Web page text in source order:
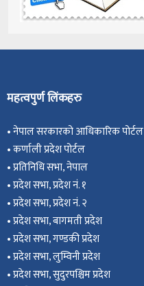
महत्वपुर्ण लिंकहरु
•नेपाल सरकारको आधिकारिक पोर्टल
•कर्णाली प्रदेश पोर्टल
•प्रतिनिधि सभा, नेपाल
•प्रदेश सभा, प्रदेश नं. १
•प्रदेश सभा, प्रदेश नं. २
•प्रदेश सभा, बागमती प्रदेश
•प्रदेश सभा, गण्डकी प्रदेश
•प्रदेश सभा, लुम्विनी प्रदेश
•प्रदेश सभा, सुदुरपश्चिम प्रदेश